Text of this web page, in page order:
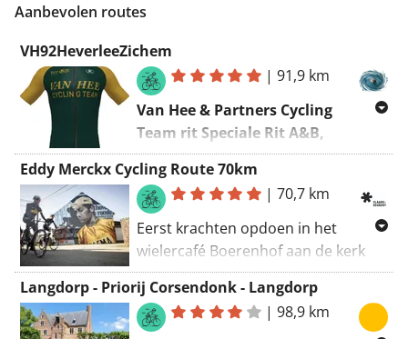
Aanbevolen routes
VH92HeverleeZichem
|91,9 km
Van Hee & Partners Cycling
Team rit Speciale Rit A&B,
24/04/2022
Heverlee - Zichem - Heverlee
Speciale rit op verplaatsing, vertrek
en aankomst in Heverlee.
Vertrekpunt:Onze-Lieve-Vrouw-
van-Troostkerk
Brasserie Pakenhof
Eddy Merckx Cycling Route 70km
|70,7 km
Eerst krachten opdoen in het
wielercafé Boerenhof aan de kerk
van Meensel en dan in een lus over
dezelfde wegen waar de jonge Eddy
zijn eerste fietservaring opdeed.
Langdorp - Priorij Corsendonk - Langdorp
|98,9 km